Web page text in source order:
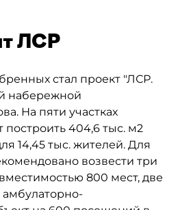
ЛСР
стал проект "ЛСР.
набережной
На пяти участках
404,6 тыс. м2
14,45 тыс. жителей. Для
возвести три
800 мест, две